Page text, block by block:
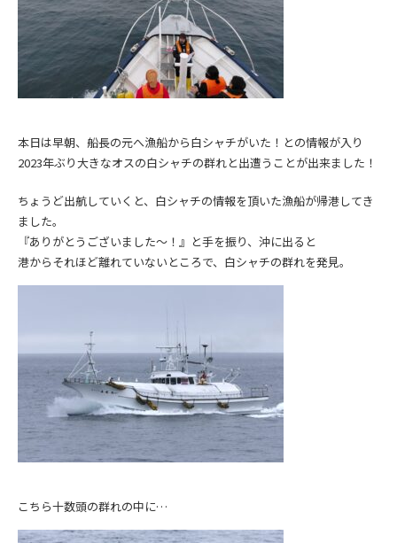
本日は早朝、船長の元へ漁船から白シャチがいた！との情報が入り
2023年ぶり大きなオスの白シャチの群れと出遭うことが出来ました！
ちょうど出航していくと、白シャチの情報を頂いた漁船が帰港してき
ました。
『ありがとうございました～！』と手を振り、沖に出ると
港からそれほど離れていないところで、白シャチの群れを発見。
こちら十数頭の群れの中に…